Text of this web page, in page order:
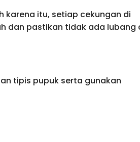
karena itu, setiap cekungan di
dan pastikan tidak ada lubang
tipis pupuk serta gunakan